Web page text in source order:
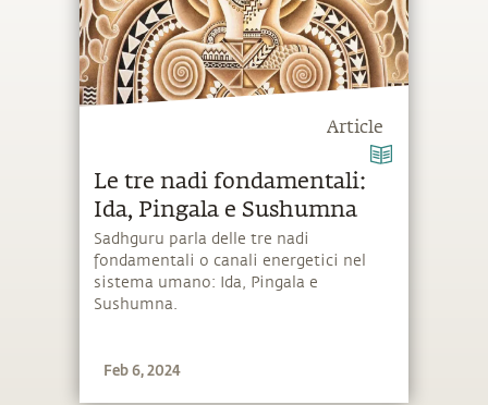
Article
Le tre nadi fondamentali:
Ida, Pingala e Sushumna
Sadhguru parla delle tre nadi
fondamentali o canali energetici nel
sistema umano: Ida, Pingala e
Sushumna.
Feb 6, 2024